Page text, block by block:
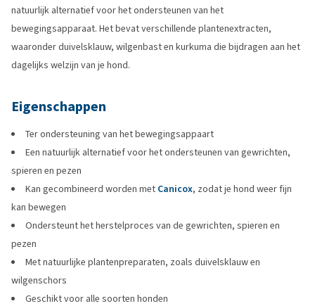
natuurlijk alternatief voor het ondersteunen van het
bewegingsapparaat. Het bevat verschillende plantenextracten,
waaronder duivelsklauw, wilgenbast en kurkuma die bijdragen aan het
dagelijks welzijn van je hond.
Eigenschappen
Ter ondersteuning van het bewegingsappaart
Een natuurlijk alternatief voor het ondersteunen van gewrichten,
spieren en pezen
Kan gecombineerd worden met Canicox, zodat je hond weer fijn
kan bewegen
Ondersteunt het herstelproces van de gewrichten, spieren en
pezen
Met natuurlijke plantenpreparaten, zoals duivelsklauw en
wilgenschors
Geschikt voor alle soorten honden